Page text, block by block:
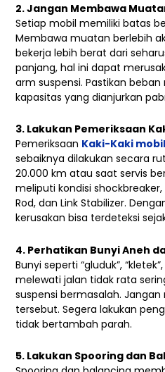
2. Jangan Membawa
Setiap mobil memiliki batas
Membawa muatan berlebih
bekerja lebih berat dari
panjang, hal ini dapat
arm suspensi. Pastikan
kapasitas yang dianjurkan
3. Lakukan Pemeriksaan
Pemeriksaan Kaki-Kaki mobil
sebaiknya dilakukan secara
20.000 km atau saat servis
meliputi kondisi
Rod, dan Link Stabilizer.
kerusakan bisa terdeteksi
4. Perhatikan Bunyi Aneh
Bunyi seperti “gluduk”,
melewati jalan tidak rata
suspensi bermasalah.
tersebut. Segera lakukan
tidak bertambah parah.
5. Lakukan Spooring dan